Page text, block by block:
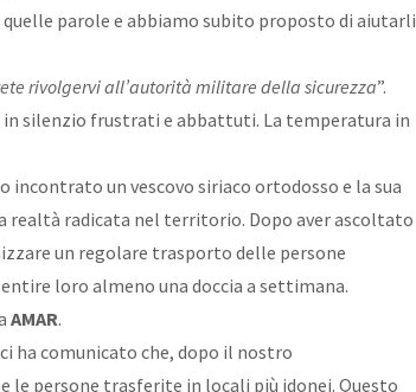
parole e abbiamo subito proposto di aiutarli
rivolgervi all’autorità militare della sicurezza”.
silenzio frustrati e abbattuti. La temperatura in
incontrato un vescovo siriaco ortodosso e la sua
realtà radicata nel territorio. Dopo aver ascoltato
un regolare trasporto delle persone
loro almeno una doccia a settimana.
AMAR.
ha comunicato che, dopo il nostro
le persone trasferite in locali più idonei. Questo